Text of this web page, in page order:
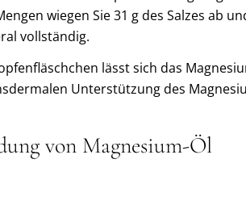
wiegen Sie 31 g des Salzes ab
vollständig.
lässt sich das
Unterstützung des
von Magnesium-Öl